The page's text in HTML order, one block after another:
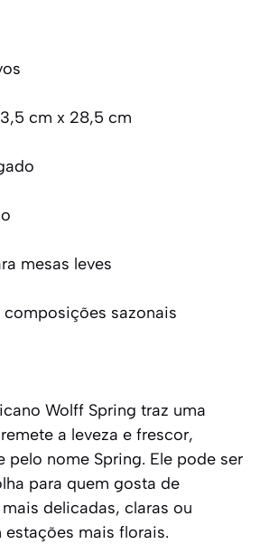
cm x 28,5 cm
mesas leves
sazonais
Wolff Spring traz uma
a leveza e frescor,
pelo nome Spring. Ele pode ser
para quem gosta de
delicadas, claras ou
estações mais florais.